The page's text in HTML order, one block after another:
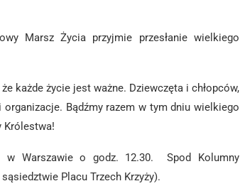
Marsz Życia przyjmie przesłanie wielkiego
każde życie jest ważne. Dziewczęta i chłopców,
Bądźmy razem w tym dniu wielkiego
Królestwa!
w Warszawie o godz. 12.30. Spod Kolumny
Placu Trzech Krzyży).